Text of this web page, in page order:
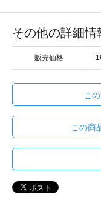
その他の詳細情
販売価格
こ
この商